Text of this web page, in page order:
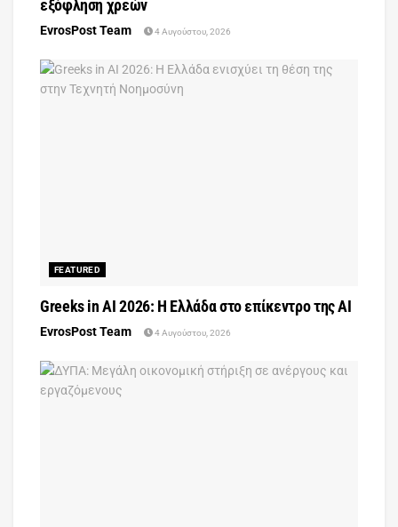
εξόφληση χρεών
EvrosPost Team 4 Αυγούστου, 2026
FEATURED
Greeks in AI 2026: Η Ελλάδα στο επίκεντρο της AI
EvrosPost Team 4 Αυγούστου, 2026